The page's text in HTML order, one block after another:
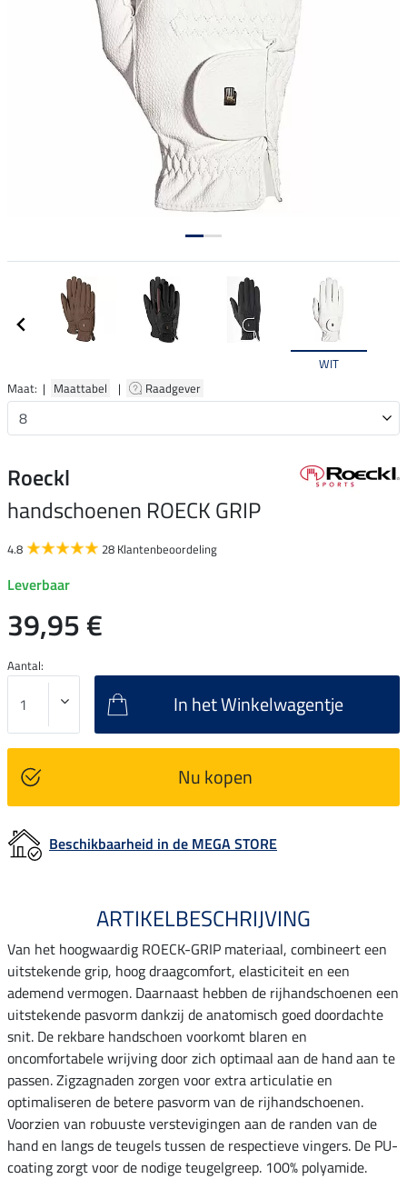
WIT
Maat: | Maattabel | Raadgever
Roeckl
handschoenen ROECK GRIP
4.8 28 Klantenbeoordeling
Leverbaar
39,95 €
Aantal:
In het Winkelwagentje
Nu kopen
Beschikbaarheid in de MEGA STORE
ARTIKELBESCHRIJVING
Van het hoogwaardig ROECK-GRIP materiaal, combineert een
uitstekende grip, hoog draagcomfort, elasticiteit en een
ademend vermogen. Daarnaast hebben de rijhandschoenen een
uitstekende pasvorm dankzij de anatomisch goed doordachte
snit. De rekbare handschoen voorkomt blaren en
oncomfortabele wrijving door zich optimaal aan de hand aan te
passen. Zigzagnaden zorgen voor extra articulatie en
optimaliseren de betere pasvorm van de rijhandschoenen.
Voorzien van robuuste verstevigingen aan de randen van de
hand en langs de teugels tussen de respectieve vingers. De PU-
coating zorgt voor de nodige teugelgreep. 100% polyamide.